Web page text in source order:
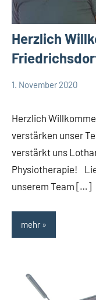
Herzlich
1. November 2020
Herzlich
verstärken unser
verstärkt uns
Physiotherapie!
unserem Team […]
mehr